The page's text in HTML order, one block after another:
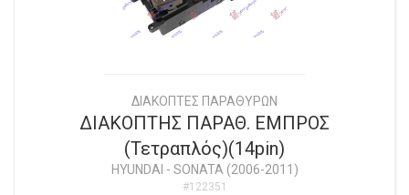
ΔΙΑΚΟΠΤΕΣ ΠΑΡΑΘΥΡΩΝ
ΔΙΑΚΟΠΤΗΣ ΠΑΡΑΘ. ΕΜΠΡΟΣ
(Τετραπλός)(14pin)
HYUNDAI - SONATA (2006-2011)
#122351